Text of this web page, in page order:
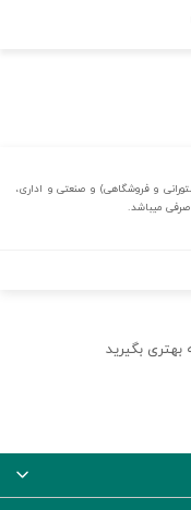
و فروشگاهی) و صنعتی و اداری،
میباشد.
بهتری بگیرید